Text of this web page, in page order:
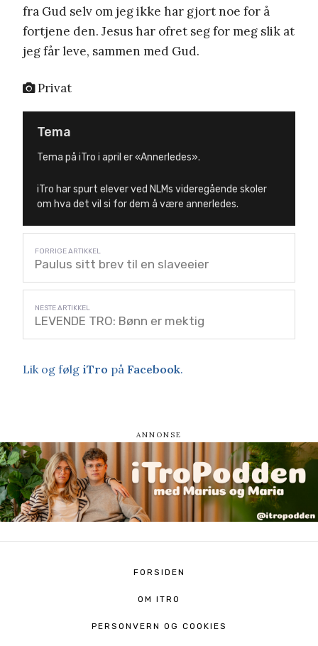
fra Gud selv om jeg ikke har gjort noe for å
fortjene den. Jesus har ofret seg for meg slik at
jeg får leve, sammen med Gud.
Privat
Tema
Tema på iTro i april er «Annerledes».
iTro har spurt elever ved NLMs videregående skoler
om hva det vil si for dem å være annerledes.
Paulus sitt brev til en slaveeier
LEVENDE TRO: Bønn er mektig
Lik og følg iTro på Facebook.
FORSIDEN
OM ITRO
PERSONVERN OG COOKIES